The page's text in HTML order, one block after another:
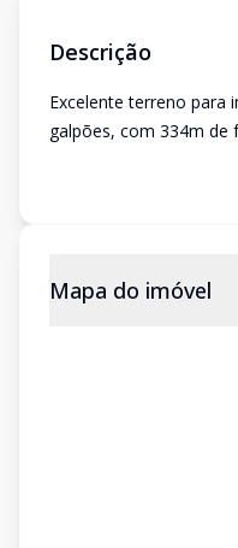
Descrição
Excelente terreno para
galpões, com 334m de
Mapa do imóvel